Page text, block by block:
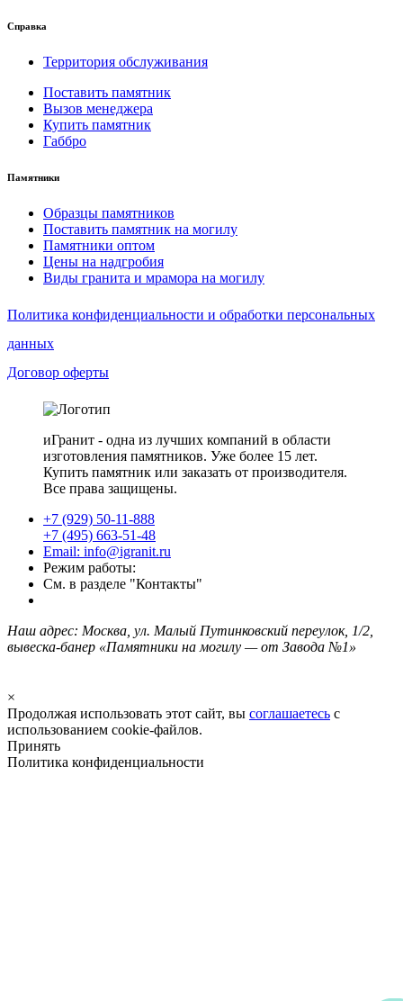
Справка
Территория обслуживания
Поставить памятник
Вызов менеджера
Купить памятник
Габбро
Памятники
Образцы памятников
Поставить памятник на могилу
Памятники оптом
Цены на надгробия
Виды гранита и мрамора на могилу
Политика конфиденциальности и обработки персональных
данных
Договор оферты
иГранит - одна из лучших компаний в области
изготовления памятников. Уже более 15 лет.
Купить памятник или заказать от производителя.
Все права защищены.
+7 (929) 50-11-888
+7 (495) 663-51-48
Email: info@igranit.ru
Режим работы:
См. в разделе "Контакты"
Наш адрес: Москва, ул. Малый Путинковский переулок, 1/2,
вывеска-банер «Памятники на могилу — от Завода №1»
×
Продолжая использовать этот сайт, вы соглашаетесь с
использованием cookie-файлов.
Принять
Политика конфиденциальности